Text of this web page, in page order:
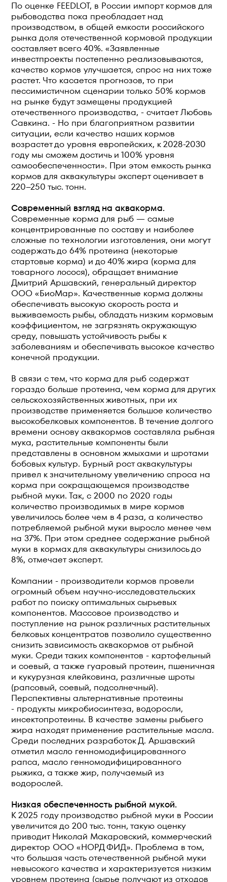
По оценке FEEDLOT, в России импорт кормов для
рыбоводства пока преобладает над
производством, в общей емкости российского
рынка доля отечественной кормовой продукции
составляет всего 40%. «Заявленные
инвестпроекты постепенно реализовываются,
качество кормов улучшается, спрос на них тоже
растет. Что касается прогнозов, то при
пессимистичном сценарии только 50% кормов
на рынке будут замещены продукцией
отечественного производства, - считает Любовь
Савкина. - Но при благоприятном развитии
ситуации, если качество наших кормов
возрастет до уровня европейских, к 2028-2030
году мы сможем достичь и 100% уровня
самообеспеченности». При этом емкость рынка
кормов для аквакультуры эксперт оценивает в
220–250 тыс. тонн.
Современный взгляд на аквакорма.
Современные корма для рыб — самые
концентрированные по составу и наиболее
сложные по технологии изготовления, они могут
содержать до 64% протеина (некоторые
стартовые корма) и до 40% жира (корма для
товарного лосося), обращает внимание
Дмитрий Аршавский, генеральный директор
ООО «БиоМар». Качественные корма должны
обеспечивать высокую скорость роста и
выживаемость рыбы, обладать низким кормовым
коэффициентом, не загрязнять окружающую
среду, повышать устойчивость рыбы к
заболеваниям и обеспечивать высокое качество
конечной продукции.
В связи с тем, что корма для рыб содержат
гораздо больше протеина, чем корма для других
сельскохозяйственных животных, при их
производстве применяется большое количество
высокобелковых компонентов. В течение долгого
времени основу аквакормов составляла рыбная
мука, растительные компоненты были
представлены в основном жмыхами и шротами
бобовых культур. Бурный рост аквакультуры
привел к значительному увеличению спроса на
корма при сокращающемся производстве
рыбной муки. Так, с 2000 по 2020 годы
количество производимых в мире кормов
увеличилось более чем в 4 раза, а количество
потребляемой рыбной муки выросло менее чем
на 37%. При этом среднее содержание рыбной
муки в кормах для аквакультуры снизилось до
8%, отмечает эксперт.
Компании - производители кормов провели
огромный объем научно-исследовательских
работ по поиску оптимальных сырьевых
компонентов. Массовое производство и
поступление на рынок различных растительных
белковых концентратов позволило существенно
снизить зависимость аквакормов от рыбной
муки. Среди таких компонентов - картофельный
и соевый, а также гуаровый протеин, пшеничная
и кукурузная клейковина, различные шроты
(рапсовый, соевый, подсолнечный).
Перспективны альтернативные протеины
- продукты микробиосинтеза, водоросли,
инсектопротеины. В качестве замены рыбьего
жира находят применение растительные масла.
Среди последних разработок Д. Аршавский
отметил масло генномодифицированного
рапса, масло генномодифицированного
рыжика, а также жир, получаемый из
водорослей.
Низкая обеспеченность рыбной мукой.
К 2025 году производство рыбной муки в России
увеличится до 200 тыс. тонн, такую оценку
приводит Николай Макаровский, коммерческий
директор ООО «НОРД ФИД». Проблема в том,
что большая часть отечественной рыбной муки
невысокого качества и характеризуется низким
уровнем протеина (сырье получают из отходов